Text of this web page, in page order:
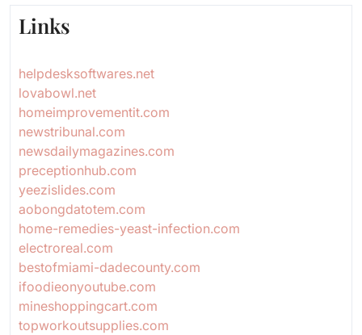
Links
helpdesksoftwares.net
lovabowl.net
homeimprovementit.com
newstribunal.com
newsdailymagazines.com
preceptionhub.com
yeezislides.com
aobongdatotem.com
home-remedies-yeast-infection.com
electroreal.com
bestofmiami-dadecounty.com
ifoodieonyoutube.com
mineshoppingcart.com
topworkoutsupplies.com